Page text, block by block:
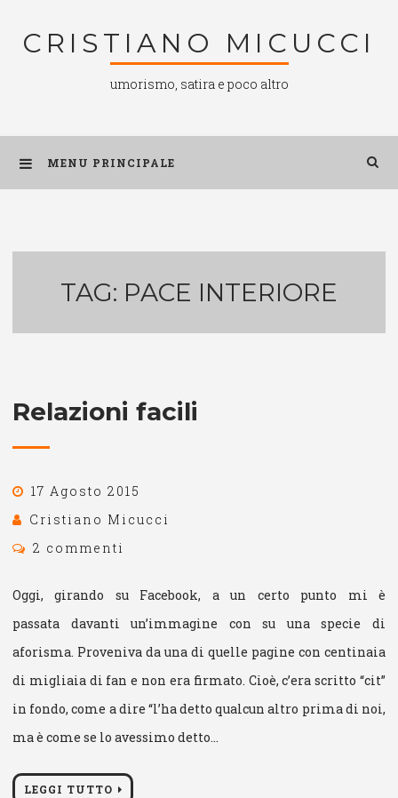
CRISTIANO MICUCCI
umorismo, satira e poco altro
MENU PRINCIPALE
TAG: PACE INTERIORE
Relazioni facili
17 Agosto 2015
Cristiano Micucci
2 commenti
Oggi, girando su Facebook, a un certo punto mi è
passata davanti un’immagine con su una specie di
aforisma. Proveniva da una di quelle pagine con centinaia
di migliaia di fan e non era firmato. Cioè, c’era scritto “cit”
in fondo, come a dire “l’ha detto qualcun altro prima di noi,
ma è come se lo avessimo detto…
LEGGI TUTTO